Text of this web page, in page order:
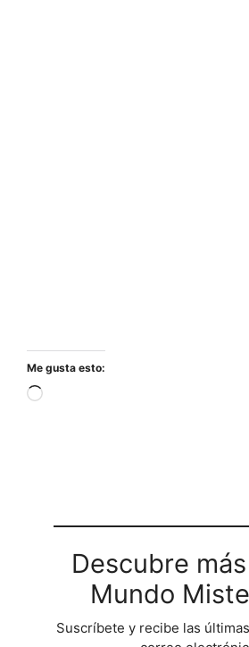
Me gusta esto:
Cargando...
Descubre
Mundo
Suscríbete y recibe las